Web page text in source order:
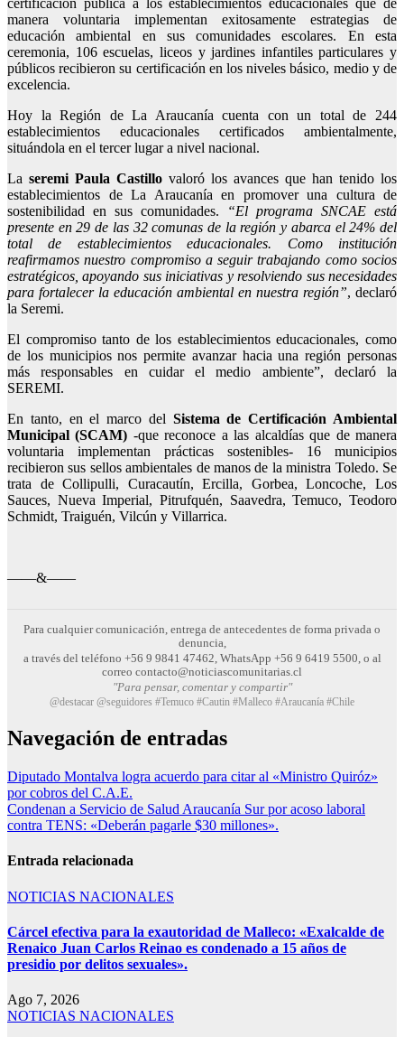
certificación pública a los establecimientos educacionales que de
manera voluntaria implementan exitosamente estrategias de
educación ambiental en sus comunidades escolares. En esta
ceremonia, 106 escuelas, liceos y jardines infantiles particulares y
públicos recibieron su certificación en los niveles básico, medio y de
excelencia.
Hoy la Región de La Araucanía cuenta con un total de 244
establecimientos educacionales certificados ambientalmente,
situándola en el tercer lugar a nivel nacional.
La seremi Paula Castillo valoró los avances que han tenido los
establecimientos de La Araucanía en promover una cultura de
sostenibilidad en sus comunidades. “El programa SNCAE está
presente en 29 de las 32 comunas de la región y abarca el 24% del
total de establecimientos educacionales. Como institución
reafirmamos nuestro compromiso a seguir trabajando como socios
estratégicos, apoyando sus iniciativas y resolviendo sus necesidades
para fortalecer la educación ambiental en nuestra región”, declaró
la Seremi.
El compromiso tanto de los establecimientos educacionales, como
de los municipios nos permite avanzar hacia una región personas
más responsables en cuidar el medio ambiente”, declaró la
SEREMI.
En tanto, en el marco del Sistema de Certificación Ambiental
Municipal (SCAM) -que reconoce a las alcaldías que de manera
voluntaria implementan prácticas sostenibles- 16 municipios
recibieron sus sellos ambientales de manos de la ministra Toledo. Se
trata de Collipulli, Curacautín, Ercilla, Gorbea, Loncoche, Los
Sauces, Nueva Imperial, Pitrufquén, Saavedra, Temuco, Teodoro
Schmidt, Traiguén, Vilcún y Villarrica.
——&——
Para cualquier comunicación, entrega de antecedentes de forma privada o
denuncia,
a través del teléfono +56 9 9841 47462, WhatsApp +56 9 6419 5500, o al
correo contacto@noticiascomunitarias.cl
"Para pensar, comentar y compartir"
@destacar @seguidores #Temuco #Cautin #Malleco #Araucanía #Chile
Navegación de entradas
Diputado Montalva logra acuerdo para citar al «Ministro Quiróz»
por cobros del C.A.E.
Condenan a Servicio de Salud Araucanía Sur por acoso laboral
contra TENS: «Deberán pagarle $30 millones».
Entrada relacionada
NOTICIAS NACIONALES
Cárcel efectiva para la exautoridad de Malleco: «Exalcalde de
Renaico Juan Carlos Reinao es condenado a 15 años de
presidio por delitos sexuales».
Ago 7, 2026
NOTICIAS NACIONALES